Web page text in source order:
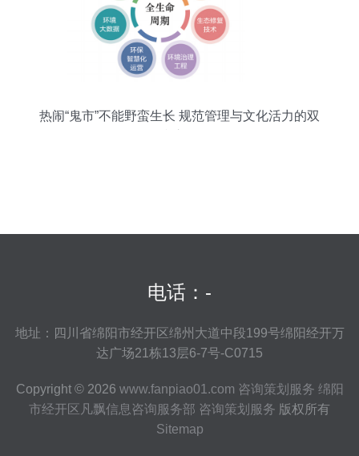
热闹“鬼市”不能野蛮生长 规范管理与文化活力的双
电话：-
地址：四川省绵阳市经开区绵州大道中段199号绵阳经开万
达广场21栋13层6-7号-C0715
Copyright © 2026 www.fanpiao01.com 咨询策划服务 绵阳
市经开区凡飘信息咨询服务部 咨询策划服务 版权所有
Sitemap